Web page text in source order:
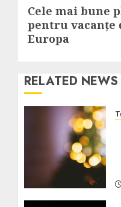
Next
post:
Cele mai bune
pentru vacanțe
Europa
RELATED NEWS